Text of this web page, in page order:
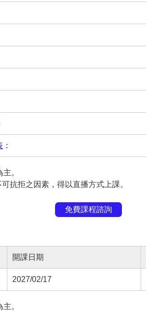
：
。
抗拒之因素，得以直播方式上課。
免費課程諮詢
開課日期
2027/02/17
。